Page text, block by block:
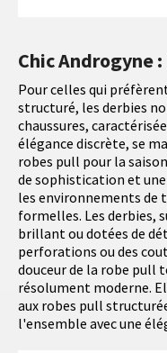
Chic Androgyne
Pour celles qui
structuré, les derbies
chaussures,
élégance discrète, se
robes pull pour la
de sophistication et
les environnements de
formelles. Les derbies,
brillant ou dotées de
perforations ou des
douceur de la robe pull
résolument moderne.
aux robes pull
l'ensemble avec une